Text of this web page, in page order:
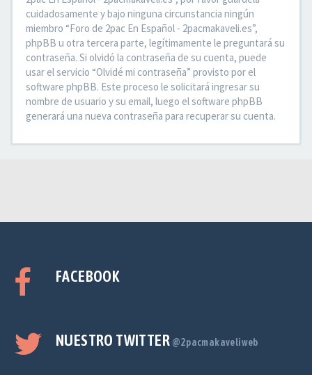
cuidadosamente y bajo ninguna circunstancia ningún
miembro “Foro de 2pac En Español - 2pacmakaveli.es”,
phpBB u otra tercera parte, legítimamente le preguntará su
contraseña. Si olvidó la contraseña de su cuenta, puede
usar el servicio “Olvidé mi contraseña” provisto por el
software phpBB. Este proceso le solicitará ingresar su
nombre de usuario y su email, luego el software phpBB
generará una nueva contraseña para recuperar su cuenta.
FACEBOOK
NUESTRO TWITTER @2pacmakaveliweb